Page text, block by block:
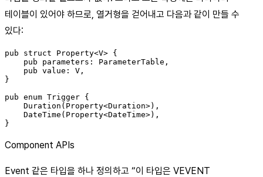
테이블이 있어야 하므로, 열거형을 걷어내고 다음과 같이 만들 수
있다:
pub struct Property<V> {
    pub parameters: ParameterTable,
    pub value: V,
}
pub enum Trigger {
    Duration(Property<Duration>),
    DateTime(Property<DateTime>),
Component APIs
Event 같은 타입을 하나 정의하고 “이 타입은 VEVENT